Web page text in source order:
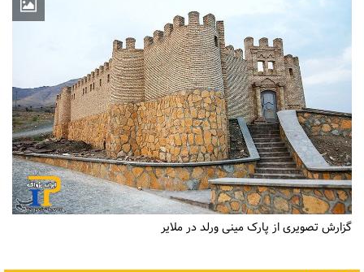
گزارش تصویری از پارک مینی ورلد در ملایر